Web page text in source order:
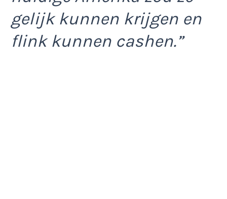
gelijk kunnen krijgen en
flink kunnen cashen.”